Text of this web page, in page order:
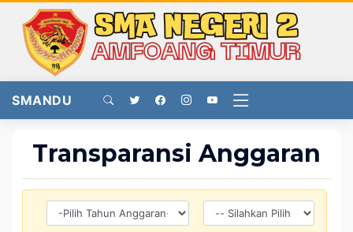
SMANDU
Transparansi Anggaran